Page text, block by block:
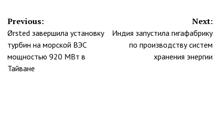
Навигация
по
записям
Previous:
Ørsted завершила установку
турбин на морской ВЭС
мощностью 920 МВт в
Тайване
Next:
Индия запустила гигафабрику
по производству систем
хранения энергии